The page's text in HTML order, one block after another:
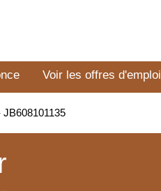
Voir les offres d'emploi